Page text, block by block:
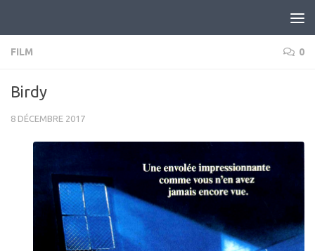
FILM 0
Birdy
8 DÉCEMBRE 2017